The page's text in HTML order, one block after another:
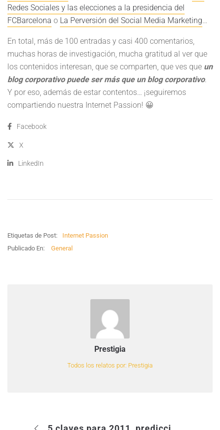
Redes Sociales y las elecciones a la presidencia del
FCBarcelona o La Perversión del Social Media Marketing…
En total, más de 100 entradas y casi 400 comentarios,
muchas horas de investigación, mucha gratitud al ver que
los contenidos interesan, que se comparten, que ves que un
blog corporativo puede ser más que un blog corporativo.
Y por eso, además de estar contentos… ¡seguiremos
compartiendo nuestra Internet Passion! 😀
Facebook
X
LinkedIn
Etiquetas de Post:
Internet Passion
Publicado En:
General
Prestigia
Todos los relatos por: Prestigia